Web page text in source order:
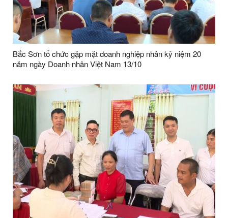
Bắc Sơn tổ chức gặp mặt doanh nghiệp nhân kỷ niệm 20
năm ngày Doanh nhân Việt Nam 13/10